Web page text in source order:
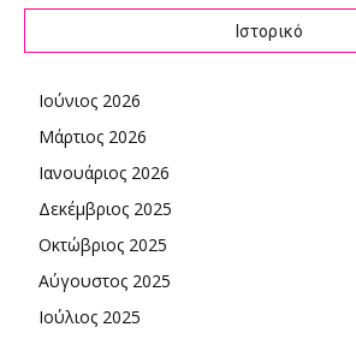
Ιστορικό
Ιούνιος 2026
Μάρτιος 2026
Ιανουάριος 2026
Δεκέμβριος 2025
Οκτώβριος 2025
Αύγουστος 2025
Ιούλιος 2025